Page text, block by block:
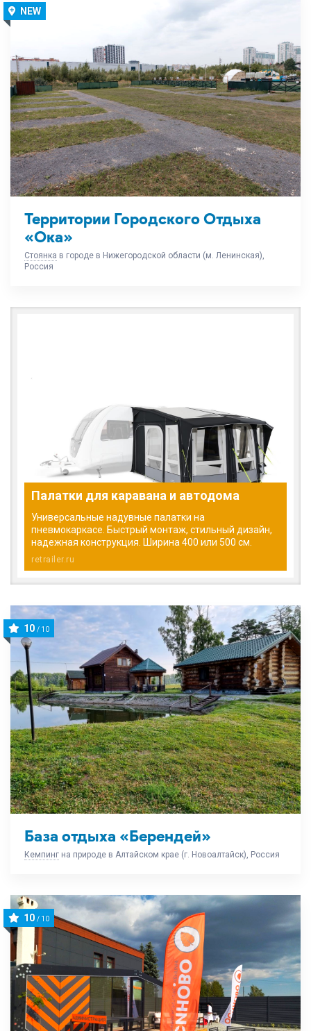
Территории Городского Отдыха
«Ока»
Стоянка в городе в Нижегородской области (м. Ленинская),
Россия
NEW
Палатки для каравана и автодома
Универсальные надувные палатки на
пневмокаркасе. Быстрый монтаж, стильный дизайн,
надежная конструкция. Ширина 400 или 500 см.
retrailer.ru
База отдыха «Берендей»
Кемпинг на природе в Алтайском крае (г. Новоалтайск), Россия
10 / 10
10 / 10